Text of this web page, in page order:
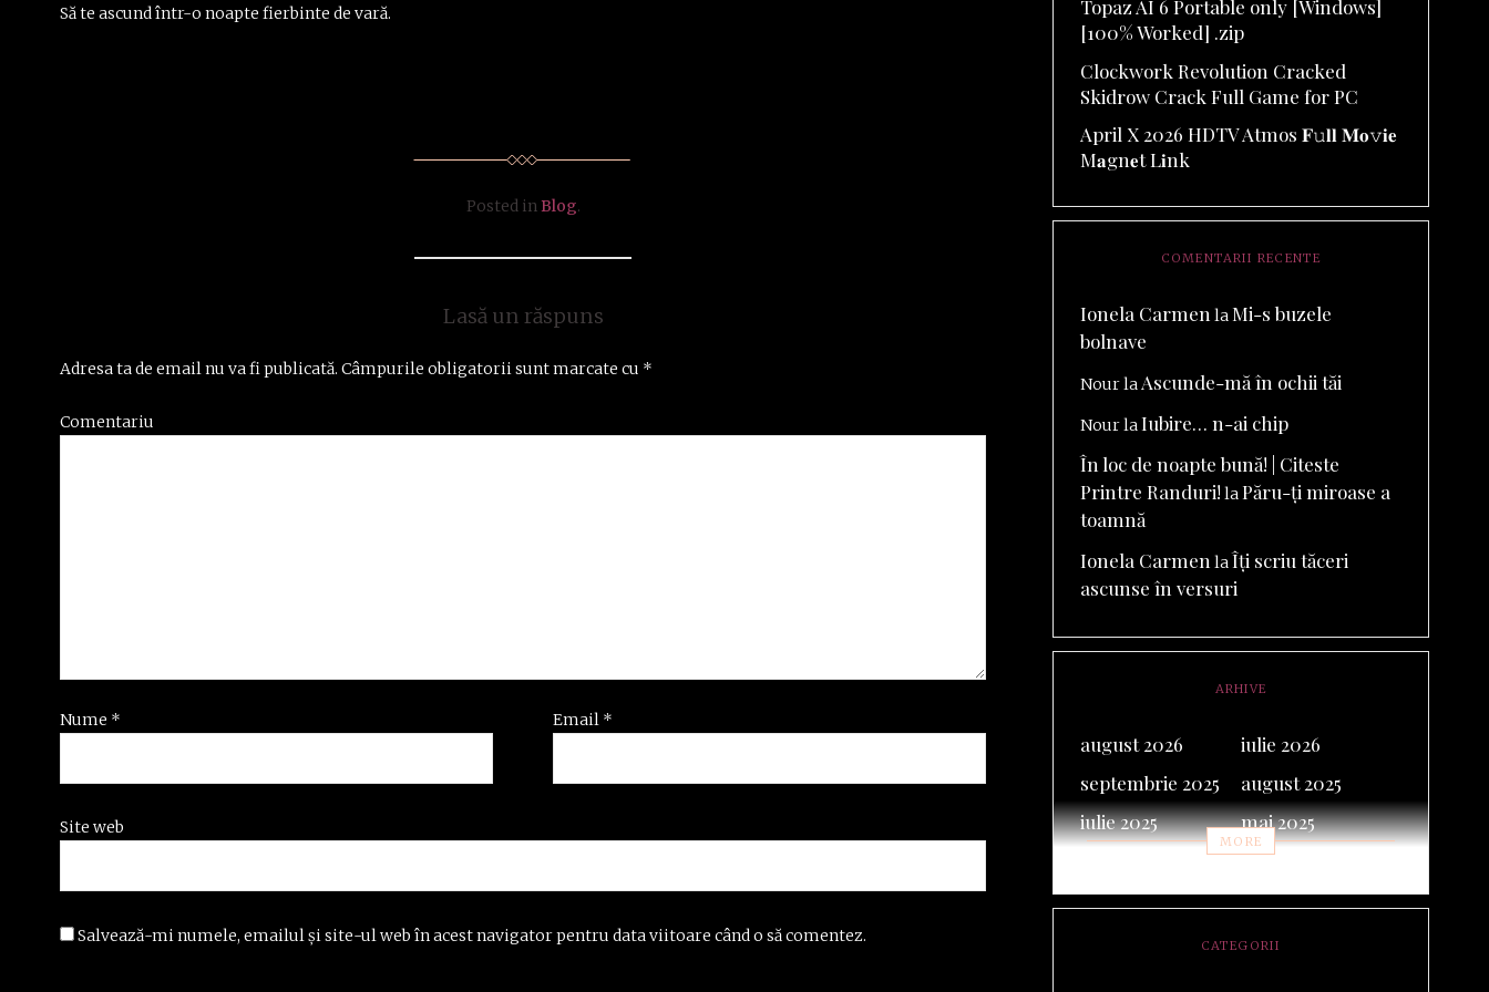
Să te ascund într-o noapte fierbinte de vară.
Posted in Blog.
Lasă un răspuns
Adresa ta de email nu va fi publicată. Câmpurile obligatorii sunt marcate cu *
Comentariu
Nume * Email *
Site web
Salvează-mi numele, emailul și site-ul web în acest navigator pentru data viitoare când o să comentez.
Topaz AI 6 Portable only [Windows]
[100% Worked] .zip
Clockwork Revolution Cracked
Skidrow Crack Full Game for PC
April X 2026 HDTV Atmos 𝐅𝚞𝐥𝐥 𝐌𝐨𝚟𝐢𝐞
M𝐚gn𝐞t L𝐢nk
COMENTARII RECENTE
Ionela CarmenlaMi-s buzele
bolnave
NourlaAscunde-mă în ochii tăi
NourlaIubire… n-ai chip
În loc de noapte bună! | Citeste
Printre Randuri! laPăru-ți miroase a
toamnă
Ionela Carmen laÎți scriu tăceri
ascunse în versuri
ARHIVE
august 2026
iulie 2026
septembrie 2025
august 2025
iulie 2025
mai 2025
septembrie 2024
iunie 2024
noiembrie 2023
octombrie 2023
mai 2023
MORE
CATEGORII